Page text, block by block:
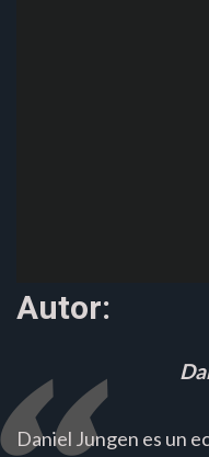
Autor:
Daniel Jungen es un